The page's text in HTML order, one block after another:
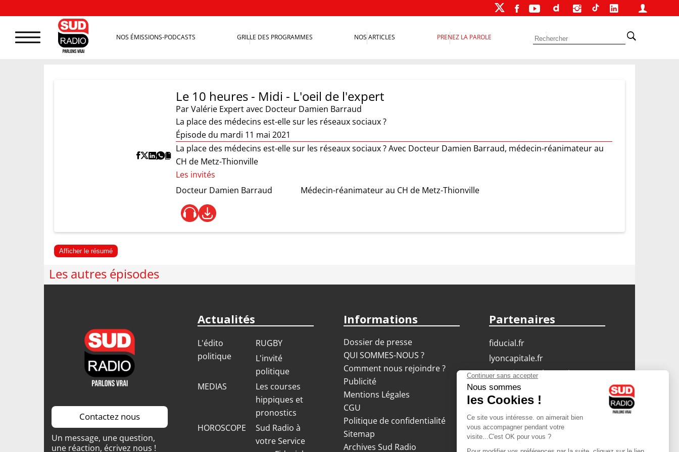
NOS ÉMISSIONS-PODCASTS GRILLE DES PROGRAMMES NOS ARTICLES PRENEZ LA PAROLE
Le 10 heures - Midi - L'oeil de l'expert
ParValérie Expertavec Docteur Damien Barraud
La place des médecins est-elle sur les réseaux sociaux ?
Épisode du mardi 11 mai 2021
La place des médecins est-elle sur les réseaux sociaux ? Avec Docteur Damien Barraud, médecin-réanimateur au
CH de Metz-Thionville
Les invités
Docteur Damien Barraud
Médecin-réanimateur au CH de Metz-Thionville
Afficher le résumé
Les autres épisodes
Contactez nous
Un message, une question,
une réaction, écrivez nous !
Actualités
L'édito
politique
RUGBY
L'invité
politique
MEDIAS
Les courses
hippiques et
pronostics
HOROSCOPE
Sud Radio à
votre Service
Informations
Dossier de presse
QUI SOMMES-NOUS ?
Comment nous rejoindre ?
Publicité
Mentions Légales
CGU
Politique de confidentialité
Sitemap
Archives Sud Radio
Partenaires
fiducial.fr
lyoncapitale.fr
olympique-et-lyonnais.com
L'application Iphone
/ Android
Téléchargez l'application